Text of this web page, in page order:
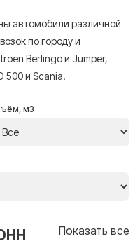
автомобили различной
по городу и
Berlingo и Jumper,
500 и Scania.
м3
Показать все